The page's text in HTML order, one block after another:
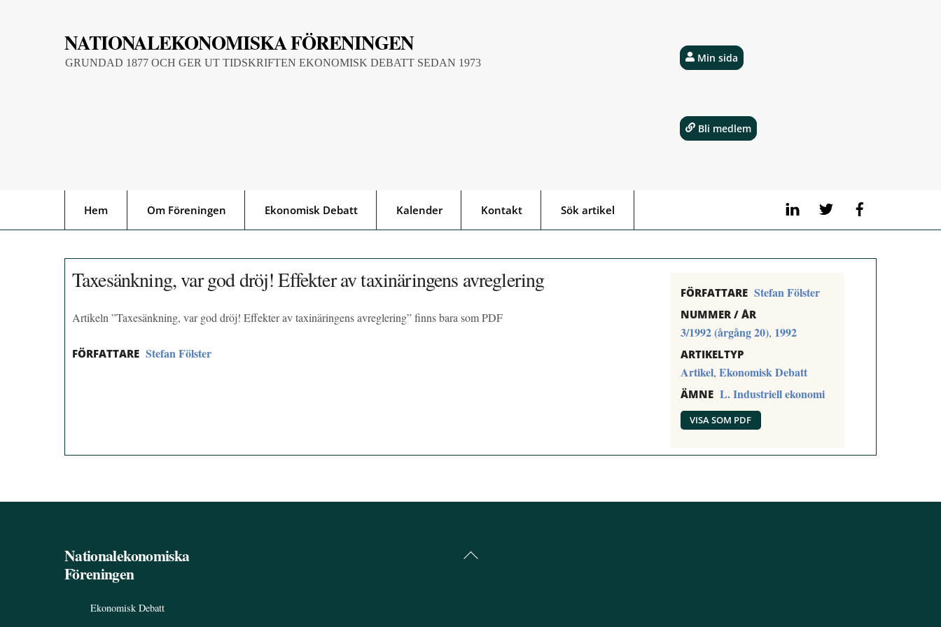
NATIONALEKONOMISKA FÖRENINGEN
GRUNDAD 1877 OCH GER UT TIDSKRIFTEN EKONOMISK DEBATT SEDAN 1973
LinkedIn Twitter
Hem Om Föreningen Ekonomisk Debatt Kalender Kontakt Sök artikel
Min sida
Bli medlem
Taxesänkning, var god dröj! Effekter av taxinäringens avreglering
Artikeln ”Taxesänkning, var god dröj! Effekter av taxinäringens avreglering” finns bara som PDF
FÖRFATTARE Stefan Fölster
FÖRFATTARE Stefan Fölster
NUMMER / ÅR
3/1992 (årgång 20), 1992
ARTIKELTYP
Artikel, Ekonomisk Debatt
ÄMNE L. Industriell ekonomi
VISA SOM PDF
Back
Nationalekonomiska
Föreningen
Ekonomisk Debatt